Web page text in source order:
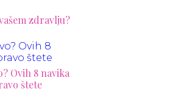
zdravlju?
Ovih 8 navika
štete